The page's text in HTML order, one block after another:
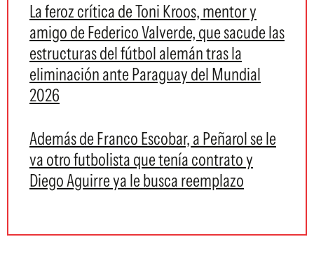
La feroz crítica de Toni Kroos, mentor y
amigo de Federico Valverde, que sacude las
estructuras del fútbol alemán tras la
eliminación ante Paraguay del Mundial
2026
Además de Franco Escobar, a Peñarol se le
va otro futbolista que tenía contrato y
Diego Aguirre ya le busca reemplazo